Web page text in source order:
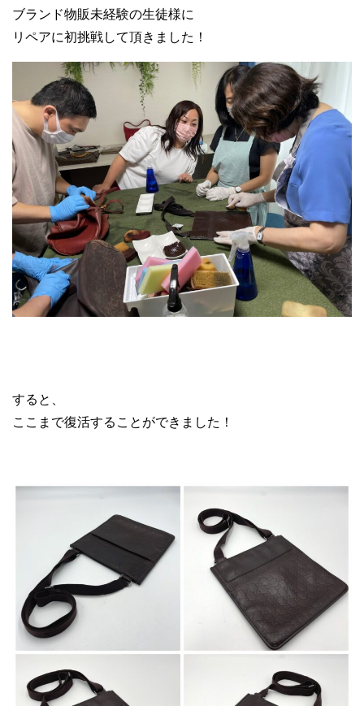
ブランド物販未経験の生徒様に
リペアに初挑戦して頂きました！
すると、
ここまで復活することができました！